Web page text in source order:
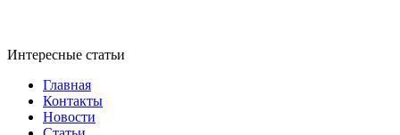
Интересные статьи
Главная
Контакты
Новости